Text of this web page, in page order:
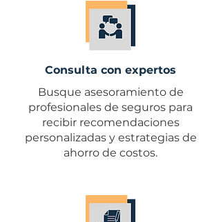
Consulta con expertos
Busque asesoramiento de
profesionales de seguros para
recibir recomendaciones
personalizadas y estrategias de
ahorro de costos.